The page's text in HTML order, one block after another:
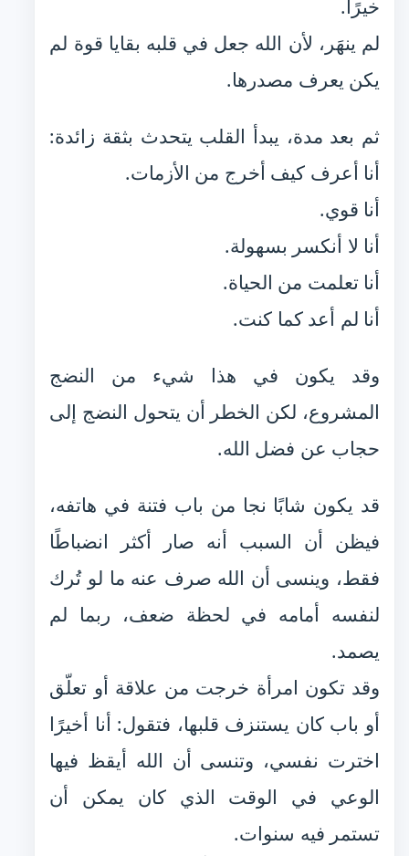
خيرًا.
لم ينهَر، لأن الله جعل في قلبه بقايا قوة لم
يكن يعرف مصدرها.
ثم بعد مدة، يبدأ القلب يتحدث بثقة زائدة:
أنا أعرف كيف أخرج من الأزمات.
أنا قوي.
أنا لا أنكسر بسهولة.
أنا تعلمت من الحياة.
أنا لم أعد كما كنت.
وقد يكون في هذا شيء من النضج
المشروع، لكن الخطر أن يتحول النضج إلى
حجاب عن فضل الله.
قد يكون شابًا نجا من باب فتنة في هاتفه،
فيظن أن السبب أنه صار أكثر انضباطًا
فقط، وينسى أن الله صرف عنه ما لو تُرك
لنفسه أمامه في لحظة ضعف، ربما لم
يصمد.
وقد تكون امرأة خرجت من علاقة أو تعلّق
أو باب كان يستنزف قلبها، فتقول: أنا أخيرًا
اخترت نفسي، وتنسى أن الله أيقظ فيها
الوعي في الوقت الذي كان يمكن أن
تستمر فيه سنوات.